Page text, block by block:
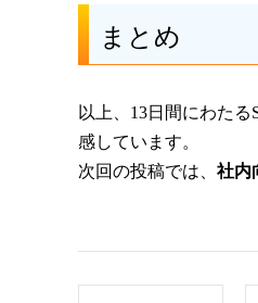
まとめ
以上、13日間にわた
感しています。
次回の投稿では、 社内